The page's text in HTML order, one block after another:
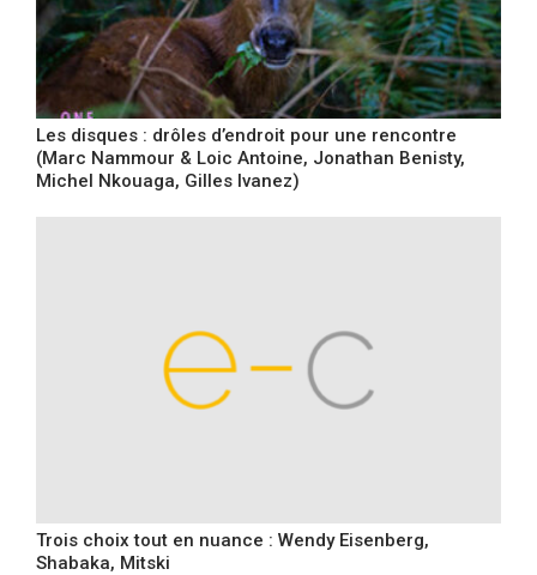
Les disques : drôles d’endroit pour une rencontre
(Marc Nammour & Loic Antoine, Jonathan Benisty,
Michel Nkouaga, Gilles Ivanez)
Trois choix tout en nuance : Wendy Eisenberg,
Shabaka, Mitski